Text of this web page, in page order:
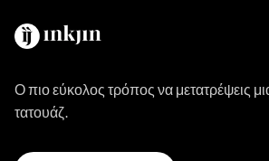
Ο πιο εύκολος τρόπος να μετατρέψεις
τατουάζ.